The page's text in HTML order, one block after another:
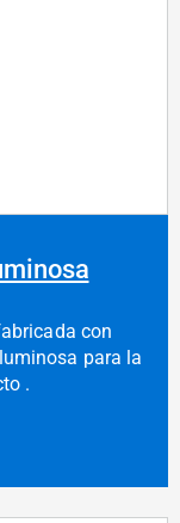
con
para la
.